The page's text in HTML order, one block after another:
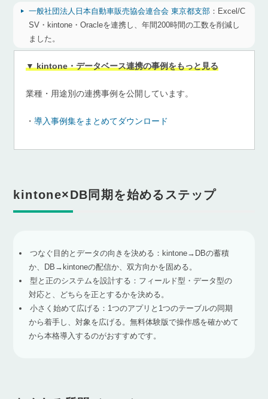
一般社団法人日本自動車販売協会連合会 東京都支部 ： Excel/C
SV・kintone・Oracleを連携し、年間200時間の工数を削減し
ました。
▼ kintone・データベース連携の事例をもっと見る
業種・用途別の連携事例を公開しています。
・ 導入事例集をまとめてダウンロード
kintone×DB同期を始めるステップ
つなぐ目的とデータの向きを決める：kintone→DBの蓄積
か、DB→kintoneの配信か、双方向かを固める。
型と正のシステムを設計する：フィールド型・データ型の
対応と、どちらを正とするかを決める。
小さく始めて広げる：1つのアプリと1つのテーブルの同期
から着手し、対象を広げる。無料体験版で操作感を確かめて
から本格導入するのがおすすめです。